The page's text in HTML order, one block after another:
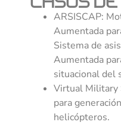
ARSISCAP:
Aumentada
Sistema de
Aumentada
situacional del
Virtual Military
para
helicópteros.